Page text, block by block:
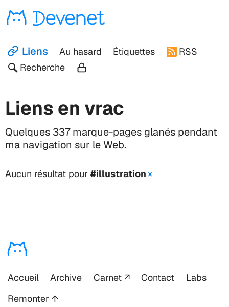
Liens Au hasard Étiquettes
RSS
Recherche
Liens en vrac
Quelques 337 marque-pages glanés pendant
ma navigation sur le Web.
Aucun résultat pour #illustration ×
Accueil Archive Carnet Contact
Labs
Remonter ↑